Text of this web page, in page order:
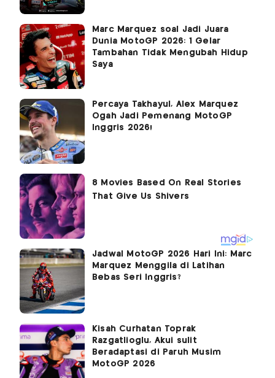
Marc Marquez soal Jadi Juara
Dunia MotoGP 2026: 1 Gelar
Tambahan Tidak Mengubah Hidup
Saya
Percaya Takhayul, Alex Marquez
Ogah Jadi Pemenang MotoGP
Inggris 2026!
Jadwal MotoGP 2026 Hari Ini: Marc
Marquez Menggila di Latihan
Bebas Seri Inggris?
Kisah Curhatan Toprak
Razgatlioglu, Akui sulit
Beradaptasi di Paruh Musim
MotoGP 2026